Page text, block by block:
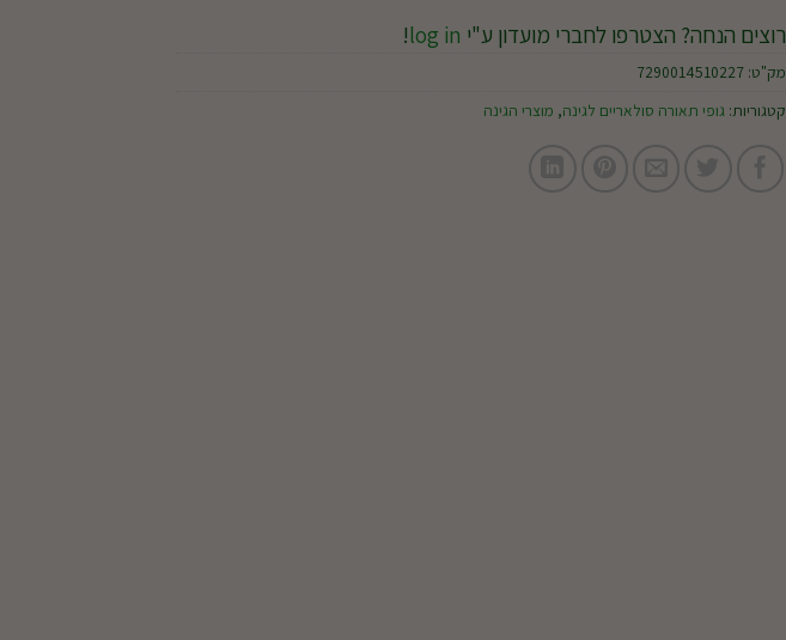
רוצים הנחה? הצטרפו לחברי מועדון ע"י log in
!
מק"ט: 7290014510227
קטגוריות: גופי תאורה סולאריים לגינה, מוצרי הגינה